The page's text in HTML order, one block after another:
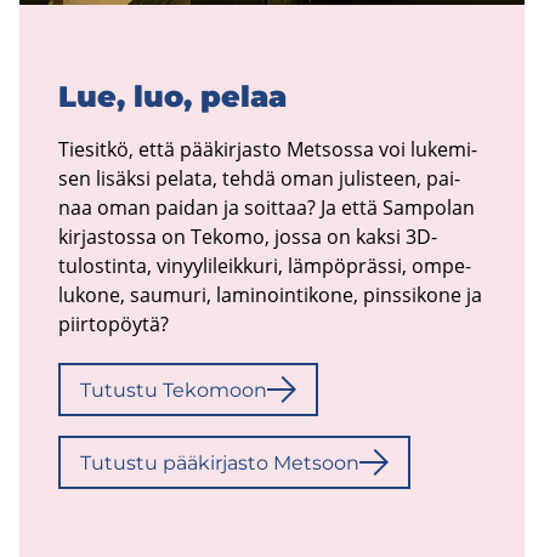
Lue, luo, pelaa
Tie­sit­kö, että pää­kir­jas­to Met­sos­sa voi lu­ke­mi­
sen li­säk­si pe­la­ta, tehdä oman ju­lis­teen, pai­
naa oman pai­dan ja soit­taa? Ja että Sam­po­lan
kir­jas­tos­sa on Te­ko­mo, jossa on kaksi 3D-​
tulostinta, vi­nyy­li­leik­ku­ri, läm­pöpräs­si, om­pe­
lu­ko­ne, sau­mu­ri, la­mi­noin­ti­ko­ne, pins­si­ko­ne ja
piir­to­pöy­tä?
Tu­tus­tu Te­ko­moon
Tu­tus­tu pää­kir­jas­to Met­soon